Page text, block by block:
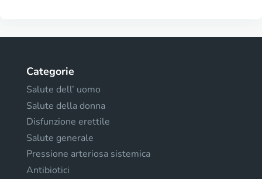
Categorie
Salute dell’ uomo
Salute della donna
Disfunzione erettile
Salute generale
Pressione arteriosa sistemica
Antibiotici